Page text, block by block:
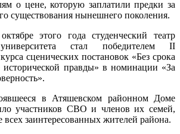
о цене, которую заплатили предки за
существования нынешнего поколения.
этого года студенческий театр
университета стал победителем II
сценических постановок «Без срока
исторической правды» в номинации «За
в Атяшевском районном Доме
участников СВО и членов их семей,
всех заинтересованных жителей района.